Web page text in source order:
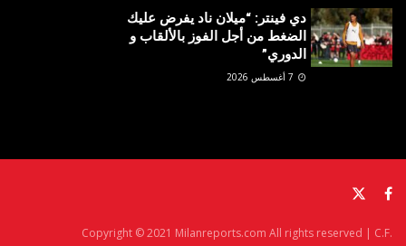
دي فينتر: “ميلان ناد يفرض عليك
الضغط من أجل الفوز بالألقاب و
الدوري”
Copyright © 2021 Milanreports.com All rights reserved | C.F.